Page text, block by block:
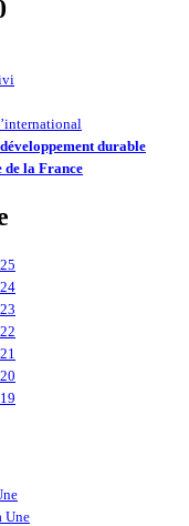
durable
de la France
Une